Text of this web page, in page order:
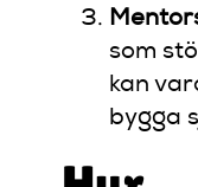
som
kan
bygga